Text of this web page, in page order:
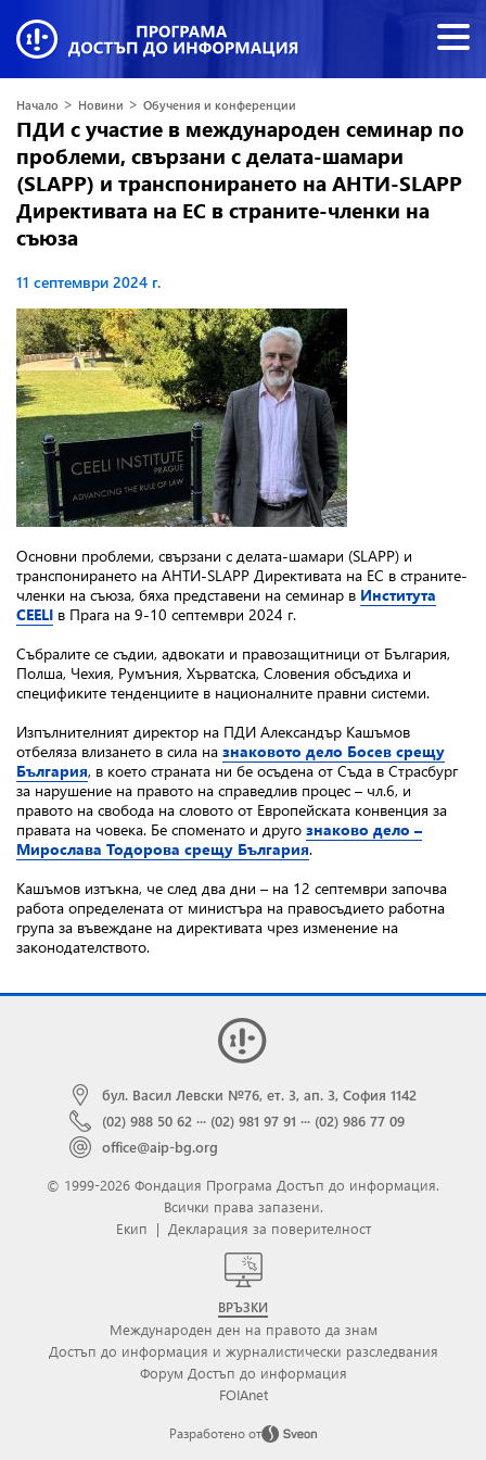
Начало > Новини > Обучения и конференции
ПДИ с участие в международeн семинар по
проблеми, свързани с делата-шамари
(SLAPP) и транспонирането на АНТИ-SLAPP
Директивата на ЕС в страните-членки на
съюза
11 септември 2024 г.
Основни проблеми, свързани с делата-шамари (SLAPP) и
транспонирането на АНТИ-SLAPP Директивата на ЕС в страните-
членки на съюза, бяха представени на семинар в Института
CEELI в Прага на 9-10 септември 2024 г.
Събралите се съдии, адвокати и правозащитници от България,
Полша, Чехия, Румъния, Хърватска, Словения обсъдиха и
спецификите тенденциите в националните правни системи.
Изпълнителният директор на ПДИ Александър Кашъмов
отбеляза влизането в сила на знаковото дело Босев срещу
България, в което страната ни бе осъдена от Съда в Страсбург
за нарушение на правото на справедлив процес – чл.6, и
правото на свобода на словото от Европейската конвенция за
правата на човека. Бе споменато и друго знаково дело –
Мирослава Тодорова срещу България.
Кашъмов изтъкна, че след два дни – на 12 септември започва
работа определената от министъра на правосъдието работна
група за въвеждане на директивата чрез изменение на
законодателството.
бул. Васил Левски №76, ет. 3, ап. 3, София 1142
(02) 988 50 62 ··· (02) 981 97 91 ··· (02) 986 77 09
office@aip-bg.org
© 1999-2026 Фондация Програма Достъп до информация.
Всички права запазени.
Екип | Декларация за поверителност
ВРЪЗКИ
Международен ден на правото да знам
Достъп до информация и журналистически разследвания
Форум Достъп до информация
FOIAnet
Разработено от